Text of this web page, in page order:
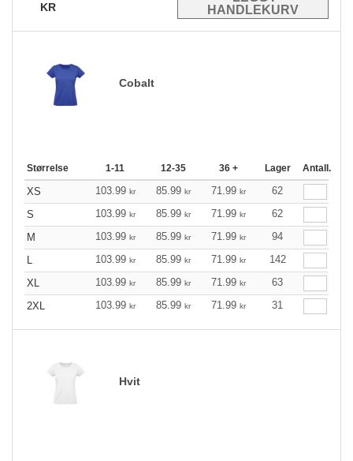
KR
Cobalt
Størrelse 1-11 12-35 36 + Lager Antall.
XS 103.99 kr 85.99 kr 71.99 kr
62
S
103.99 kr 85.99 kr 71.99 kr
62
M
103.99 kr 85.99 kr 71.99 kr
94
L
103.99 kr 85.99 kr 71.99 kr
142
XL
103.99 kr 85.99 kr 71.99 kr
63
2XL
103.99 kr 85.99 kr 71.99 kr 31
Hvit